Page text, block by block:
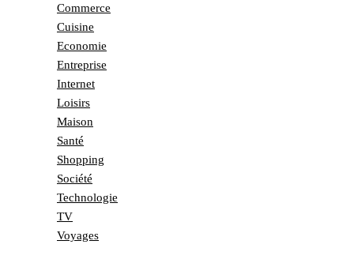
Commerce
Cuisine
Economie
Entreprise
Internet
Loisirs
Maison
Santé
Shopping
Société
Technologie
TV
Voyages